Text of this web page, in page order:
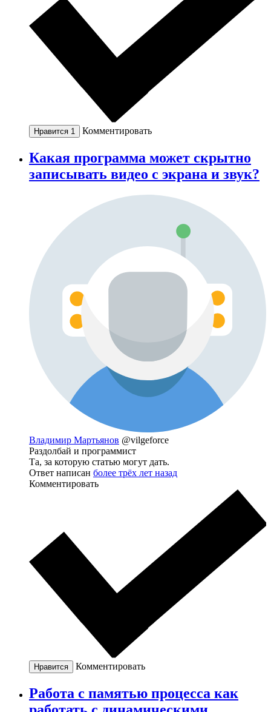
Нравится 1 Комментировать
Какая программа может скрытно
записывать видео с экрана и звук?
Владимир Мартьянов @vilgeforce
Раздолбай и программист
Та, за которую статью могут дать.
Ответ написан более трёх лет назад
Комментировать
Нравится Комментировать
Работа с памятью процесса как